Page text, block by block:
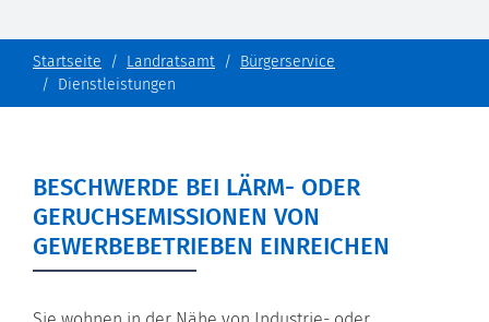
Startseite Landratsamt
Bürgerservice
Dienstleistungen
BESCHWERDE BEI LÄRM- ODER
GERUCHSEMISSIONEN VON
GEWERBEBETRIEBEN EINREICHEN